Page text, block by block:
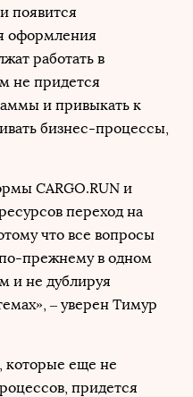
появится
оформления
работать в
не придется
и привыкать к
бизнес-процессы,
CARGO.RUN и
переход на
что все вопросы
прежнему в одном
и не дублируя
‒ уверен Тимур
еще не
придется